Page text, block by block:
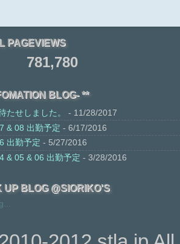
PAGEVIEWS
781,780
BLOG- **
たせしました。
- 11/28/2017
& 08 出勤予定 - 6/17/2016
出勤予定 - 5/27/2016
& 05 & 06 出勤予定 - 3/28/2016
UP BLOG @SIORIKO'S